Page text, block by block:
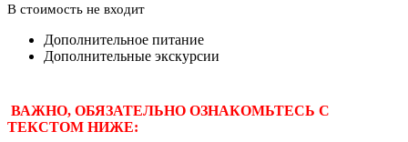
В стоимость не входит
Дополнительное питание
Дополнительные экскурсии
ВАЖНО, ОБЯЗАТЕЛЬНО ОЗНАКОМЬТЕСЬ С
ТЕКСТОМ НИЖЕ: